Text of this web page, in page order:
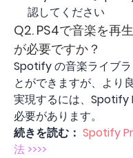
認してください
Q2. PS4で音楽を再
が必要ですか？
Spotify の音楽ライブラ
とができますが、より
実現するには、Spotify
必要があります。
続きを読む： Spotify
法 >>>>